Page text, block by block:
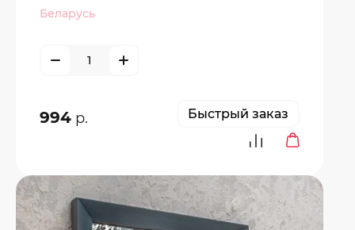
Беларусь
994 р. Быстрый заказ